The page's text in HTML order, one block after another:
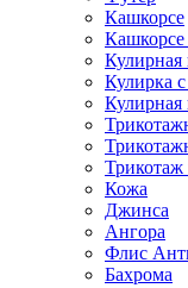
Кашкорсе
Кулирная
Кулирка
Кулирная
Трикотаж
Кожа
Джинса
Ангора
Флис
Бахрома